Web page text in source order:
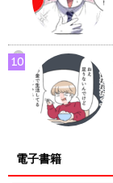
電子書籍